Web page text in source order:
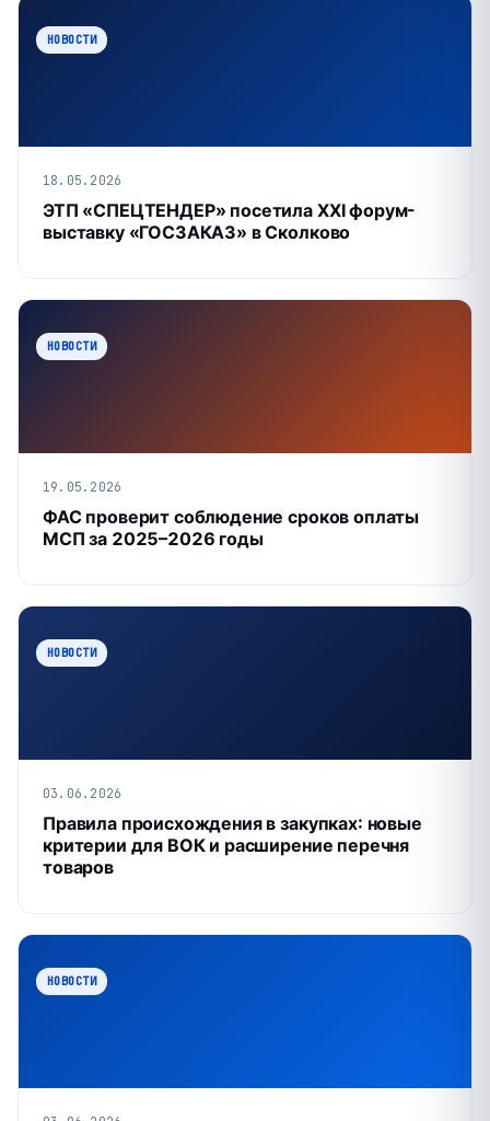
НОВОСТИ
18.05.2026
ЭТП «СПЕЦТЕНДЕР» посетила XXI форум-
выставку «ГОСЗАКАЗ» в Сколково
НОВОСТИ
19.05.2026
ФАС проверит соблюдение сроков оплаты
МСП за 2025–2026 годы
НОВОСТИ
03.06.2026
Правила происхождения в закупках: новые
критерии для ВОК и расширение перечня
товаров
НОВОСТИ